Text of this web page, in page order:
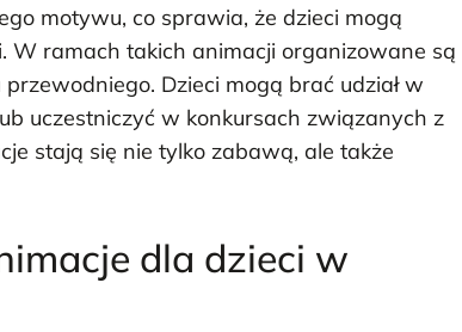
motywu, co sprawia, że dzieci mogą
W ramach takich animacji organizowane są
Dzieci mogą brać udział w
uczestniczyć w konkursach związanych z
stają się nie tylko zabawą, ale także
dla dzieci w